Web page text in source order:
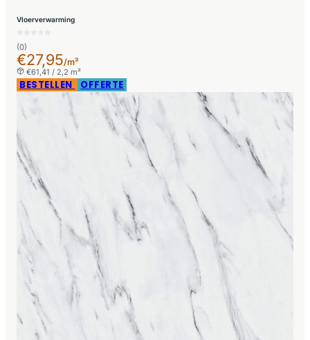
Vloerverwarming
(0)
€27,95/m²
€61,41 / 2,2 m²
BESTELLEN OFFERTE